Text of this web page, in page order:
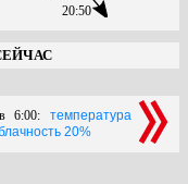
20:50
в 6:00: температура
20%